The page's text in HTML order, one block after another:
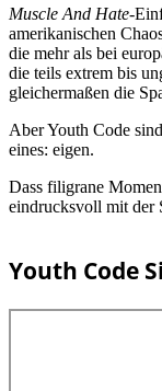
Muscle And Hate-
amerikanischen
die mehr als bei
die teils extrem bis
gleichermaßen die
Aber Youth Code
eines: eigen.
Dass filigrane
eindrucksvoll mit der
Youth Code